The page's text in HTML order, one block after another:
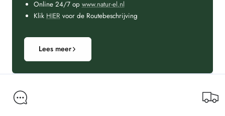
Online 24/7 op www.natur-el.nl
Klik HIER voor de Routebeschrijving
Lees meer